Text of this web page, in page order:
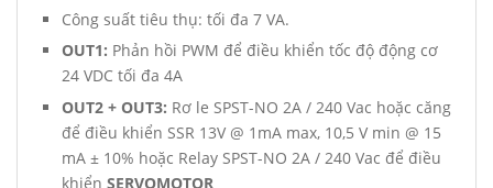
Công suất tiêu thụ: tối đa 7 VA.
OUT1: Phản hồi PWM để điều khiển tốc độ động cơ
24 VDC tối đa 4A
OUT2 + OUT3: Rơ le SPST-NO 2A / 240 Vac hoặc căng
để điều khiển SSR 13V @ 1mA max, 10,5 V min @ 15
mA ± 10% hoặc Relay SPST-NO 2A / 240 Vac để điều
khiển SERVOMOTOR